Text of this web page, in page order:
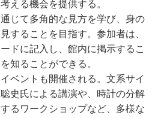
える機会を提供する。
じて多角的な見方を学び、身の
することを目指す。参加者は、
ドに記入し、館内に掲示するこ
知ることができる。
ベントも開催される。文系サイ
史氏による講演や、時計の分解
るワークショップなど、多様な